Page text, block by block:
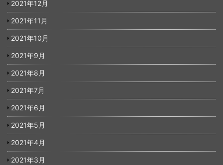
2021年12月
2021年11月
2021年10月
2021年9月
2021年8月
2021年7月
2021年6月
2021年5月
2021年4月
2021年3月